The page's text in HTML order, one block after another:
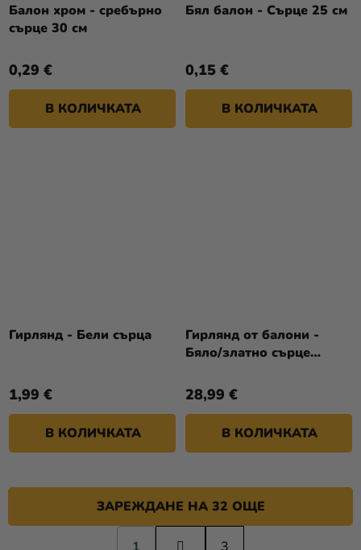
Балон хром - сребърно
сърце 30 см
0,29 €
В КОЛИЧКАТА
Бял балон - Сърце 25 см
0,15 €
В КОЛИЧКАТА
Гирлянд - Бели сърца
1,99 €
В КОЛИЧКАТА
Гирлянд от балони -
Бяло/златно сърце
28,99 €
В КОЛИЧКАТА
ЗАРЕЖДАНЕ НА 32 ОЩЕ
П